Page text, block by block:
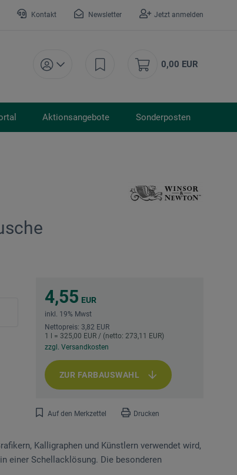
Kontakt Newsletter Jetzt anmelden
0,00 EUR
Aktionsangebote Sonderposten
4,55 EUR
inkl. 19% Mwst
Nettopreis: 3,82 EUR
1 l = 325,00 EUR / (netto: 273,11 EUR)
zzgl. Versandkosten
ZUR FARBAUSWAHL
Auf den Merkzettel Drucken
Kalligraphen und Künstlern verwendet wird,
einer Schellacklösung. Die besonderen